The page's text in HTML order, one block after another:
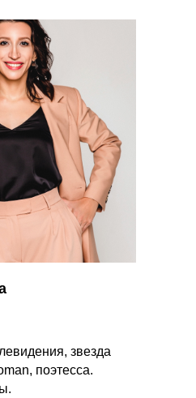
звезда
поэтесса.